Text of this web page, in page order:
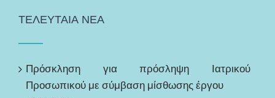
ΤΕΛΕΥΤΑΙΑ ΝΕΑ
Πρόσκληση για πρόσληψη Ιατρικού
Προσωπικού με σύμβαση μίσθωσης έργου